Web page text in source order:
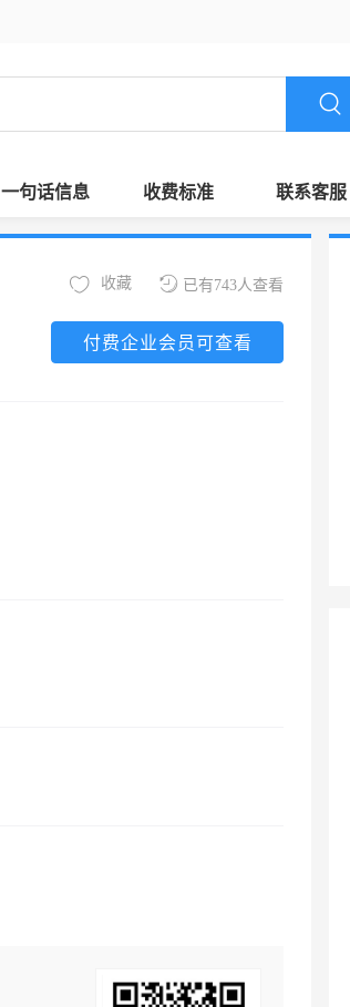
一句话信息 收费标准 联系客服
已有743人查看
收藏
付费企业会员可查看